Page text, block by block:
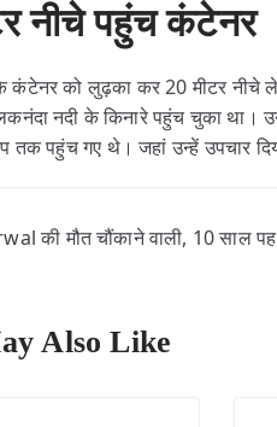
नीचे पहुंच कंटेनर
के कंटेनर को लुढ़का कर 20 मीटर
नदी के किनारे पहुंच चुका था।
पहुंच गए थे। जहां उन्हें उपचार
की मौत चौंकाने वाली, 10 साल
Also Like